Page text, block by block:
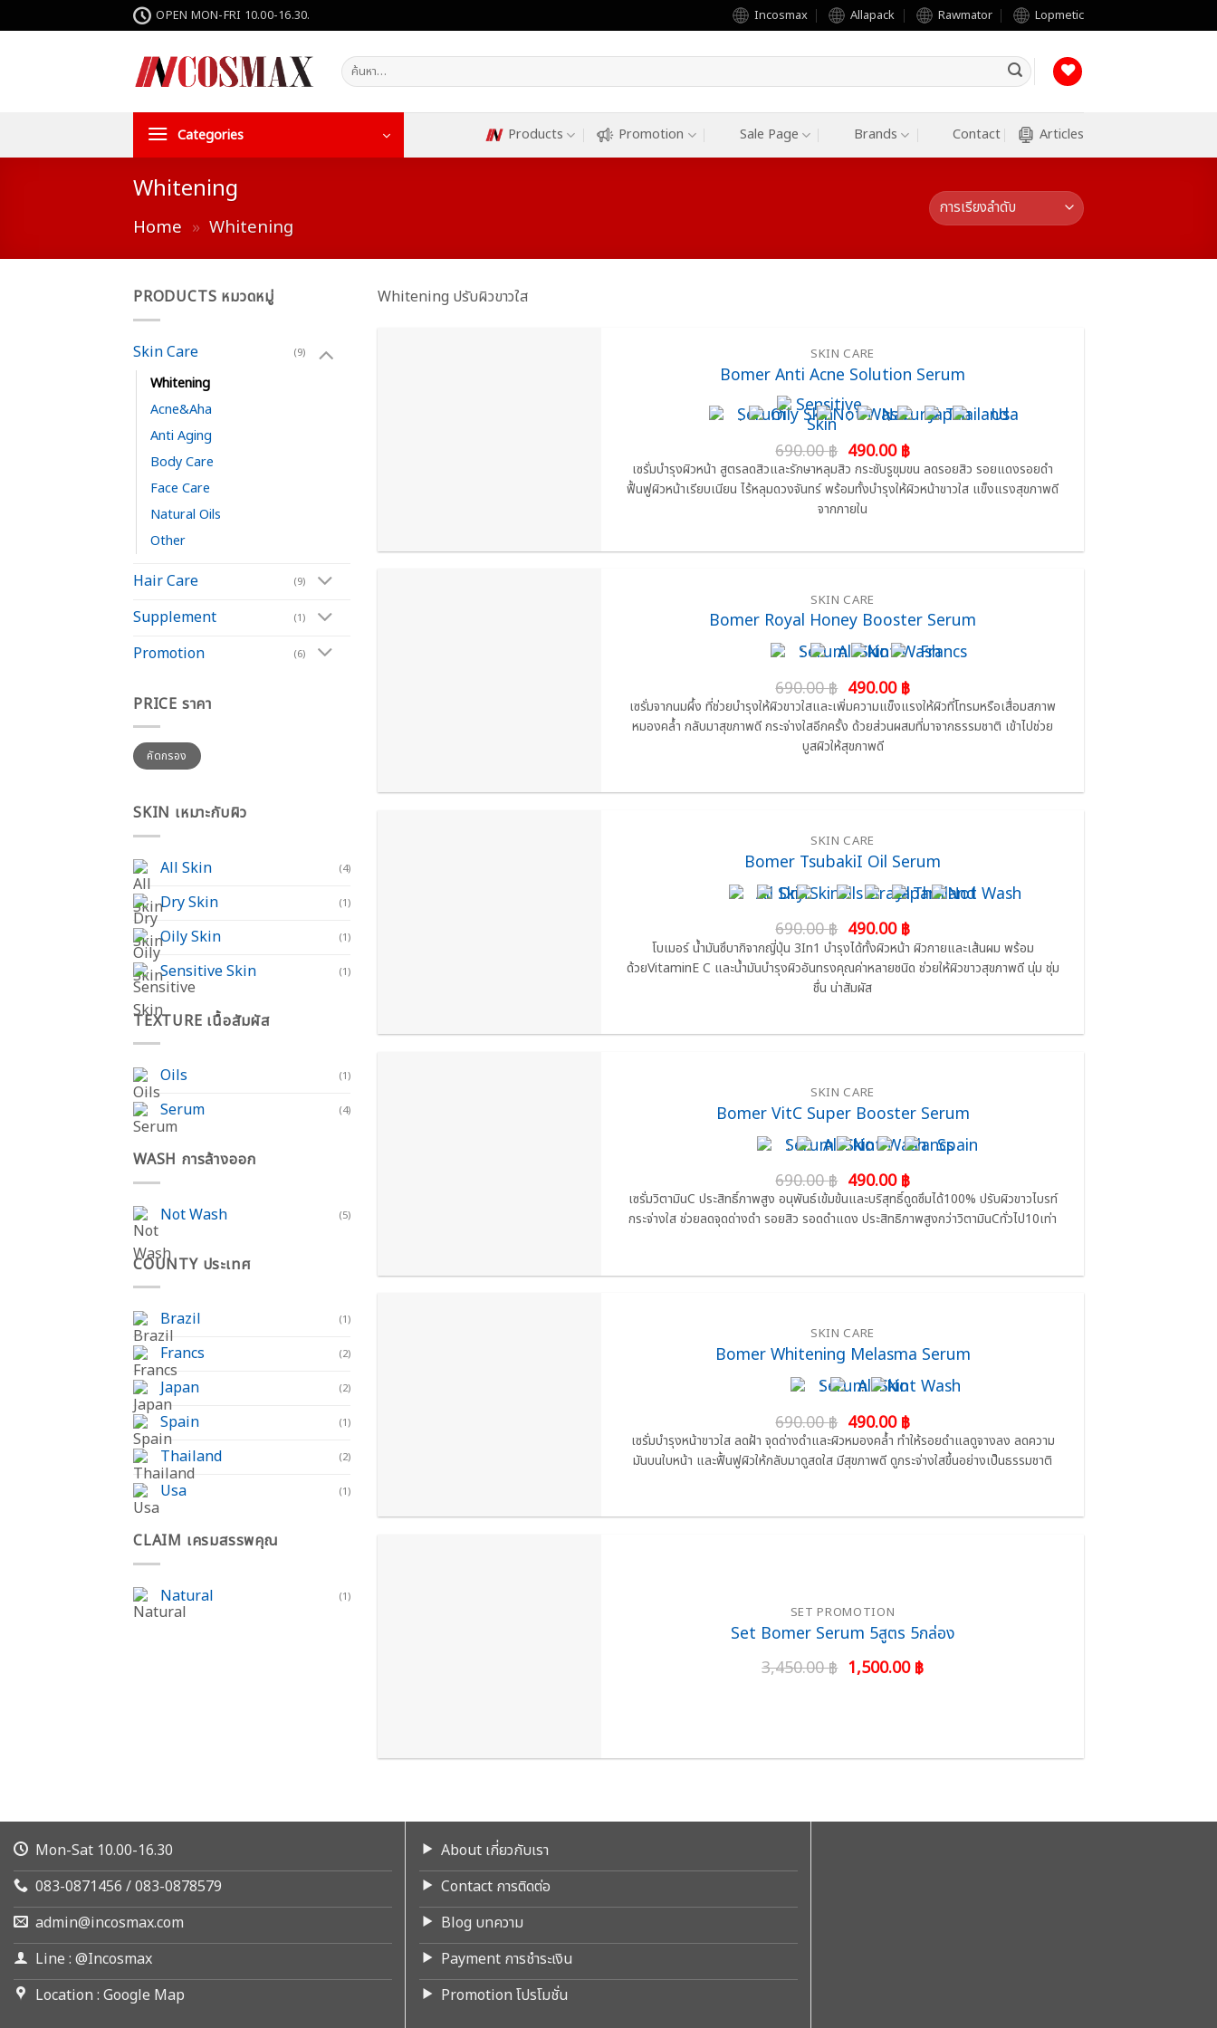
ไป
OPEN MON-FRI 10.00-16.30. Incosmax Allapack Rawmator Lopmetic
ค้นหา:
Categories Products Promotion Sale Page Brands Contact Articles
Whitening
Home » Whitening
PRODUCTS หมวดหมู่
Skin Care (9)
Whitening
Acne&Aha
Anti Aging
Body Care
Face Care
Natural Oils
Other
Hair Care (9)
Supplement (1)
Promotion (6)
PRICE ราคา
ราคา
ต่ำ
สุด
ราคา
สูงสุดคัดกรอง
SKIN เหมาะกับผิว
All Skin (4)
Dry Skin (1)
Oily Skin (1)
Sensitive Skin (1)
TEXTURE เนื้อสัมผัส
Oils (1)
Serum (4)
WASH การล้างออก
Not Wash (5)
COUNTY ประเทศ
Brazil (1)
Francs (2)
Japan (2)
Spain (1)
Thailand (2)
Usa (1)
CLAIM เครมสรรพคุณ
Natural (1)
Whitening ปรับผิวขาวใส
SKIN CARE
Bomer Anti Acne Solution Serum
:
: :
:
690.00฿ Original
price
was:
690.00 ฿.
490.00฿Current
price
is:
490.00 ฿.
เซรั่มบำรุงผิวหน้า สูตรลดสิวและรักษาหลุมสิว กระชับรูขุมขน ลดรอยสิว รอยแดงรอยดำ
ฟื้นฟูผิวหน้าเรียบเนียน ไร้หลุมดวงจันทร์ พร้อมทั้งบำรุงให้ผิวหน้าขาวใส แข็งแรงสุขภาพดี
จากภายใน
SKIN CARE
Bomer Royal Honey Booster Serum
:
:
:
690.00฿ Original
price
was:
690.00 ฿.
490.00฿Current
price
is:
490.00 ฿.
เซรั่มจากนมผึ้ง ที่ช่วยบำรุงให้ผิวขาวใสและเพิ่มความแข็งแรงให้ผิวที่โทรมหรือเสื่อมสภาพ
หมองคล้ำ กลับมาสุขภาพดี กระจ่างใสอีกครั้ง ด้วยส่วนผสมที่มาจากธรรมชาติ เข้าไปช่วย
บูสผิวให้สุขภาพดี
SKIN CARE
Bomer TsubakiI Oil Serum
:
:
:
690.00฿ Original
price
was:
690.00 ฿.
490.00฿Current
price
is:
490.00 ฿.
โบเมอร์ น้ำมันซึบากิจากญี่ปุ่น 3In1 บำรุงได้ทั้งผิวหน้า ผิวกายและเส้นผม พร้อม
ด้วยVitaminE C และน้ำมันบำรุงผิวอันทรงคุณค่าหลายชนิด ช่วยให้ผิวขาวสุขภาพดี นุ่ม ชุ่ม
ชื่น น่าสัมผัส
SKIN CARE
Bomer VitC Super Booster Serum
:
:
:
690.00฿ Original
price
was:
690.00 ฿.
490.00฿Current
price
is:
490.00 ฿.
เซรั่มวิตามินC ประสิทธิ์ภาพสูง อนุพันธ์เข้มข้นและบริสุทธิ์ดูดซึมได้100% ปรับผิวขาวไบรท์
กระจ่างใส ช่วยลดจุดด่างดำ รอยสิว รอดดำแดง ประสิทธิภาพสูงกว่าวิตามินCทั่วไป10เท่า
SKIN CARE
Bomer Whitening Melasma Serum
:
:
690.00฿ Original
price
was:
690.00 ฿.
490.00฿Current
price
is:
490.00 ฿.
เซรั่มบำรุงหน้าขาวใส ลดฝ้า จุดด่างดำและผิวหมองคล้ำ ทำให้รอยดำแลดูจางลง ลดความ
มันบนใบหน้า และฟื้นฟูผิวให้กลับมาดูสดใส มีสุขภาพดี ดูกระจ่างใสขึ้นอย่างเป็นธรรมชาติ
SET PROMOTION
Set Bomer Serum 5สูตร 5กล่อง
3,450.00฿ Original
price
1,500.00฿Current
Mon-Sat 10.00-16.30
083-0871456 / 083-0878579
admin@incosmax.com
Line : @Incosmax
Location : Google Map
About เกี่ยวกับเรา
Contact การติดต่อ
Blog บทความ
Payment การชำระเงิน
Promotion โปรโมชั่น